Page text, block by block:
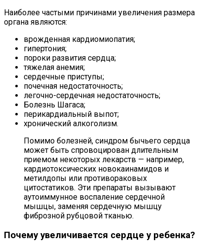
Наиболее частыми причинами увеличения размера
органа являются:
врожденная кардиомиопатия;
гипертония;
пороки развития сердца;
тяжелая анемия;
сердечные приступы;
почечная недостаточность;
легочно-сердечная недостаточность;
Болезнь Шагаса;
перикардиальный выпот;
хронический алкоголизм.
Помимо болезней, синдром бычьего сердца
может быть спровоцирован длительным
приемом некоторых лекарств — например,
кардиотоксических новокаинамидов и
метилдопы или противораковых
цитостатиков. Эти препараты вызывают
аутоиммунное воспаление сердечной
мышцы, заменяя сердечную мышцу
фиброзной рубцовой тканью.
Почему увеличивается сердце у ребенка?